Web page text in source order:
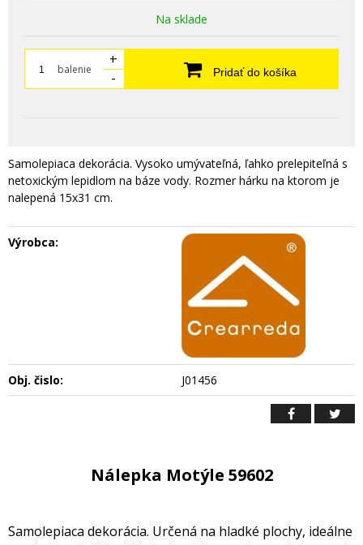
Na sklade
balenie
+
-
Pridať do košíka
Samolepiaca dekorácia. Vysoko umývateľná, ľahko prelepiteľná s
netoxickým lepidlom na báze vody. Rozmer hárku na ktorom je
nalepená 15x31 cm.
Výrobca:
Obj. čislo: J01456
Nálepka Motýle 59602
Samolepiaca dekorácia. Určená na hladké plochy, ideálne